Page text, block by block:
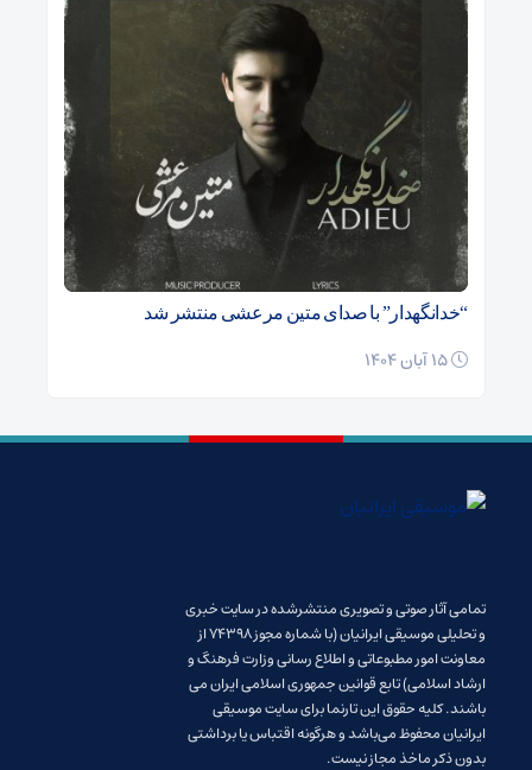
“خدانگهدار” با صدای متین مرعشی منتشر شد
تمامی آثار صوتی و تصویری منتشرشده در سایت خبری
و تحلیلی موسیقی ایرانیان (با شماره مجوز 74398 از
معاونت امور مطبوعاتی و اطلاع رسانی وزارت فرهنگ و
ارشاد اسلامی) تابع قوانین جمهوری اسلامی ایران می
باشند. کلیه حقوق این تارنما برای سایت موسیقی
ایرانیان محفوظ می‌باشد و هرگونه اقتباس یا برداشتی
بدون ذکر ماخذ مجاز نیست.